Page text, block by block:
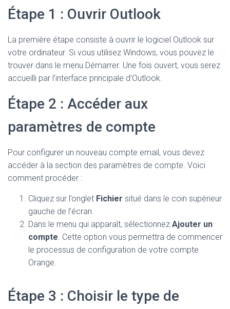
Étape 1 : Ouvrir Outlook
La première étape consiste à ouvrir le logiciel Outlook sur
votre ordinateur. Si vous utilisez Windows, vous pouvez le
trouver dans le menu Démarrer. Une fois ouvert, vous serez
accueilli par l’interface principale d’Outlook.
Étape 2 : Accéder aux
paramètres de compte
Pour configurer un nouveau compte email, vous devez
accéder à la section des paramètres de compte. Voici
comment procéder :
Cliquez sur l’onglet Fichier situé dans le coin supérieur
gauche de l’écran.
Dans le menu qui apparaît, sélectionnez Ajouter un
compte. Cette option vous permettra de commencer
le processus de configuration de votre compte
Orange.
Étape 3 : Choisir le type de